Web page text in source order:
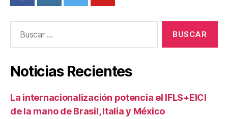
Noticias Recientes
La internacionalización potencia el IFLS+EICI
de la mano de Brasil, Italia y México